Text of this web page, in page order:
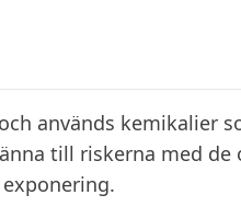
används kemikalier
till riskerna med de